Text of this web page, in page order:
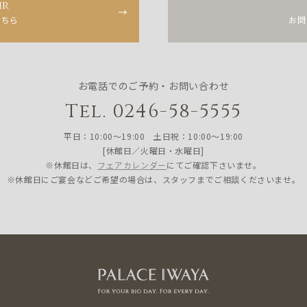
ら お
お電話でのご予約・お問い合わせ
Tel. 0246-58-5555
平日：10:00〜19:00 土日祝：10:00〜19:00
[休館日／火曜日・水曜日]
※休館日は、 フェアカレンダーにてご確認下さいませ。
※休館日にご宴会などご希望の場合は、スタッフまでご相談くださいませ。